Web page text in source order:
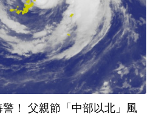
警！ 父親節「中部以北」風